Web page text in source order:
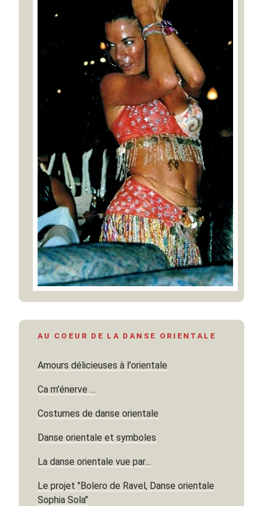
AU COEUR DE LA DANSE ORIENTALE
Amours délicieuses à l'orientale
Ca m'énerve …
Costumes de danse orientale
Danse orientale et symboles
La danse orientale vue par…
Le projet "Bolero de Ravel, Danse orientale
Sophia Sola"